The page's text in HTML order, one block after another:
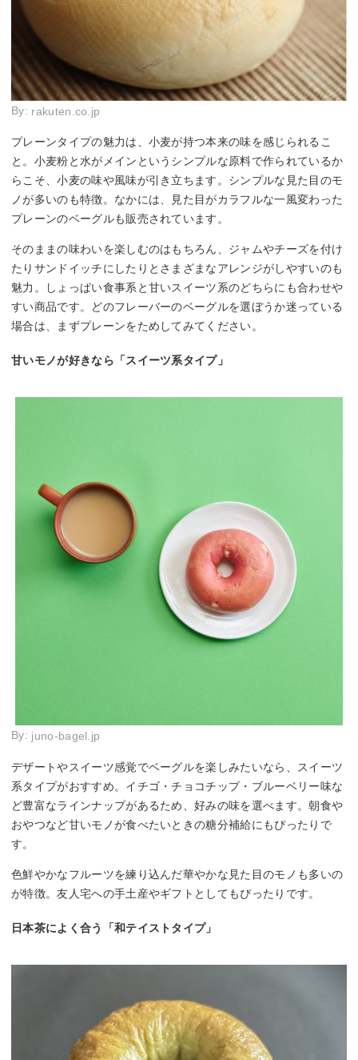
By: rakuten.co.jp
プレーンタイプの魅力は、小麦が持つ本来の味を感じられるこ
と。小麦粉と水がメインというシンプルな原料で作られているか
らこそ、小麦の味や風味が引き立ちます。シンプルな見た目のモ
ノが多いのも特徴。なかには、見た目がカラフルな一風変わった
プレーンのベーグルも販売されています。
そのままの味わいを楽しむのはもちろん、ジャムやチーズを付け
たりサンドイッチにしたりとさまざまなアレンジがしやすいのも
魅力。しょっぱい食事系と甘いスイーツ系のどちらにも合わせや
すい商品です。どのフレーバーのベーグルを選ぼうか迷っている
場合は、まずプレーンをためしてみてください。
甘いモノが好きなら「スイーツ系タイプ」
By: juno-bagel.jp
デザートやスイーツ感覚でベーグルを楽しみたいなら、スイーツ
系タイプがおすすめ。イチゴ・チョコチップ・ブルーベリー味な
ど豊富なラインナップがあるため、好みの味を選べます。朝食や
おやつなど甘いモノが食べたいときの糖分補給にもぴったりで
す。
色鮮やかなフルーツを練り込んだ華やかな見た目のモノも多いの
が特徴。友人宅への手土産やギフトとしてもぴったりです。
日本茶によく合う「和テイストタイプ」